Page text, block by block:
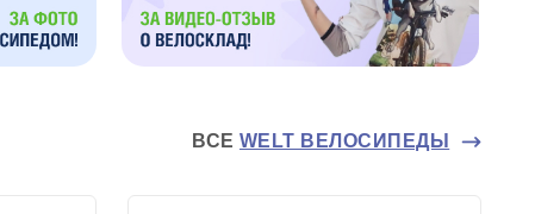
ВСЕWELT ВЕЛОСИПЕДЫ